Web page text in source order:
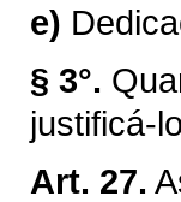
e)
§ 3°.
justificá-
Art. 27.